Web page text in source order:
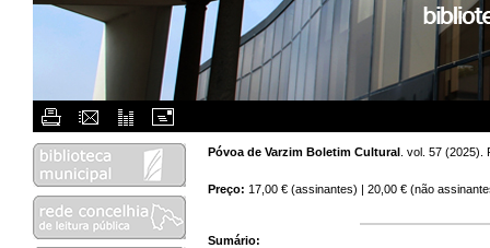
Póvoa de Varzim Boletim Cultural . vol. 57
Preço: 17,00 € (assinantes) | 20,00 € (não
Sumário: